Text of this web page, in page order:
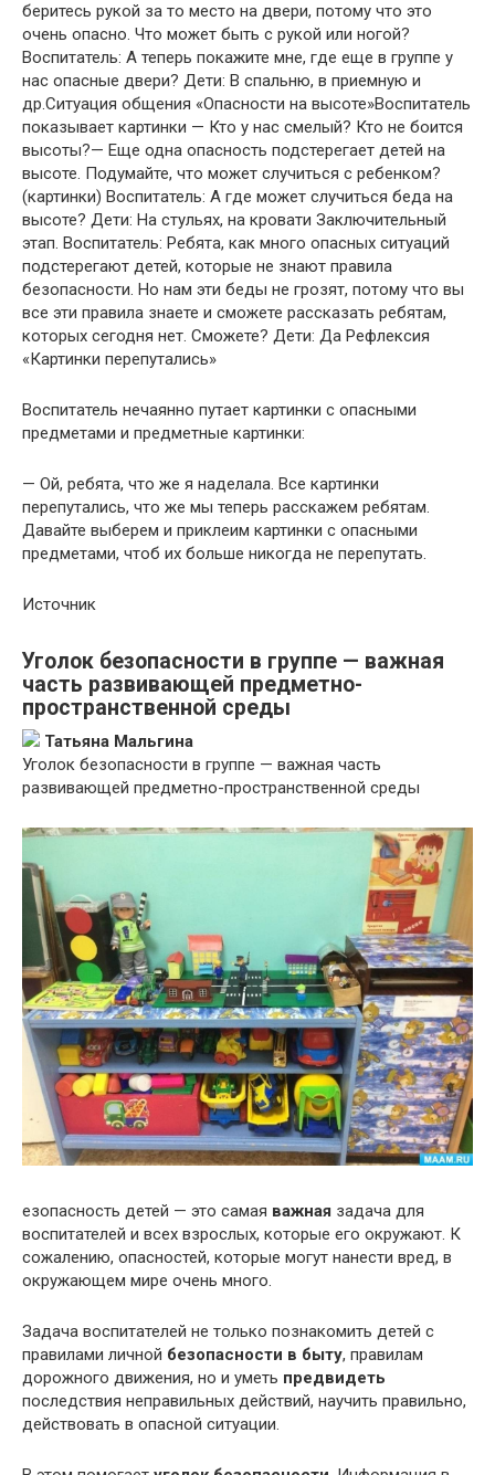
беритесь рукой за то место на двери, потому что это
очень опасно. Что может быть с рукой или ногой?
Воспитатель: А теперь покажите мне, где еще в группе у
нас опасные двери? Дети: В спальню, в приемную и
др.Ситуация общения «Опасности на высоте»Воспитатель
показывает картинки — Кто у нас смелый? Кто не боится
высоты?— Еще одна опасность подстерегает детей на
высоте. Подумайте, что может случиться с ребенком?
(картинки) Воспитатель: А где может случиться беда на
высоте? Дети: На стульях, на кровати Заключительный
этап. Воспитатель: Ребята, как много опасных ситуаций
подстерегают детей, которые не знают правила
безопасности. Но нам эти беды не грозят, потому что вы
все эти правила знаете и сможете рассказать ребятам,
которых сегодня нет. Сможете? Дети: Да Рефлексия
«Картинки перепутались»
Воспитатель нечаянно путает картинки с опасными
предметами и предметные картинки:
— Ой, ребята, что же я наделала. Все картинки
перепутались, что же мы теперь расскажем ребятам.
Давайте выберем и приклеим картинки с опасными
предметами, чтоб их больше никогда не перепутать.
Источник
Уголок безопасности в группе — важная
часть развивающей предметно-
пространственной среды
Татьяна Мальгина
Уголок безопасности в группе — важная часть
развивающей предметно-пространственной среды
езопасность детей — это самая важная задача для
воспитателей и всех взрослых, которые его окружают. К
сожалению, опасностей, которые могут нанести вред, в
окружающем мире очень много.
Задача воспитателей не только познакомить детей с
правилами личной безопасности в быту, правилам
дорожного движения, но и уметь предвидеть
последствия неправильных действий, научить правильно,
действовать в опасной ситуации.